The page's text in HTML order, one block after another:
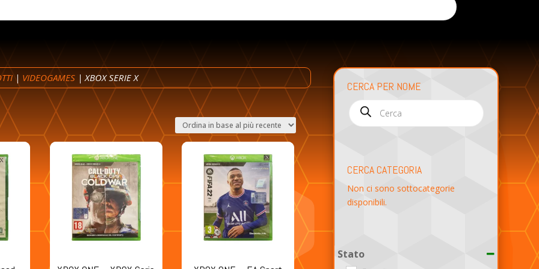
| VIDEOGAMES| XBOX SERIE X
CERCA PER NOME
Products
search
CERCA CATEGORIA
Non ci sono sottocategorie
disponibili.
Stato